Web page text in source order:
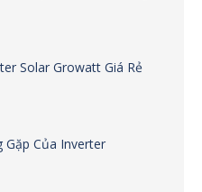
Solar Growatt Giá Rẻ
Gặp Của Inverter